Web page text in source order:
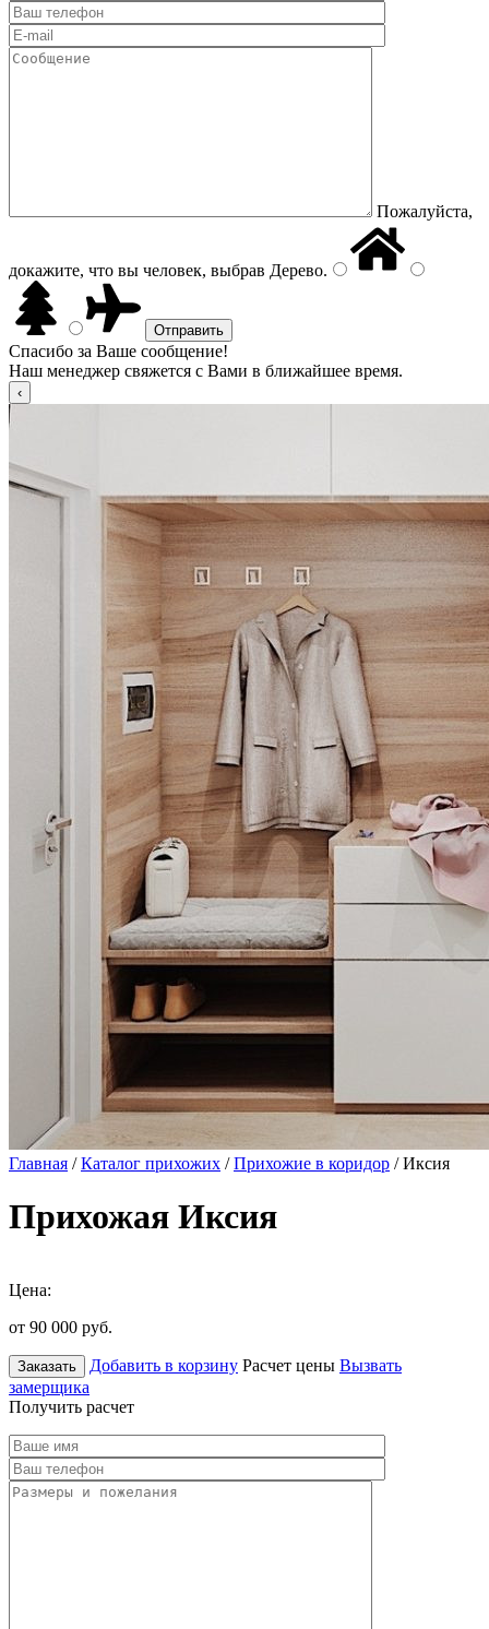
Пожалуйста,
докажите, что вы человек, выбрав Дерево.
Спасибо за Ваше сообщение!
Наш менеджер свяжется с Вами в ближайшее время.
Главная /Каталог прихожих /Прихожие в коридор / Иксия
Прихожая Иксия
Цена:
от 90 000 руб.
Заказать Добавить в корзину Расчет цены Вызвать
замерщика
Получить расчет